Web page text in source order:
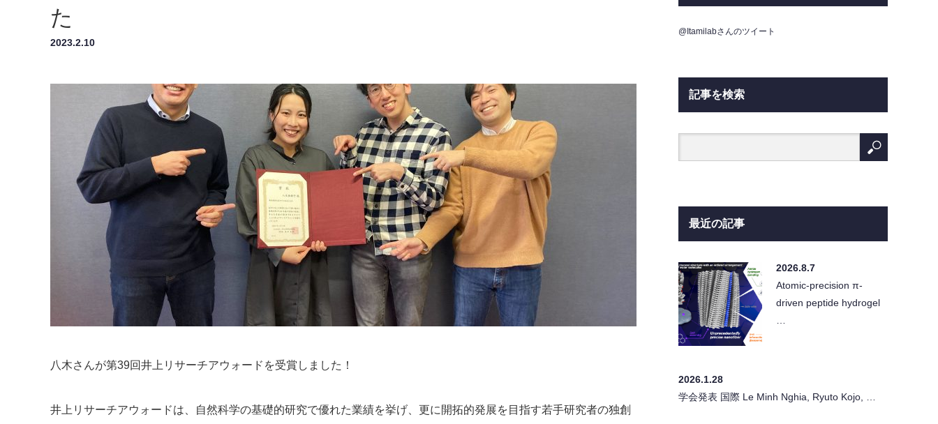
た
2023.2.10
八木さんが第39回井上リサーチアウォードを受賞しました！
井上リサーチアウォードは、自然科学の基礎的研究で優れた業績を挙げ、更に開拓的発展を目指す若手研究者の独創
@Itamilabさんのツイート
記事を検索
最近の記事
2026.8.7
Atomic-precision π-
driven peptide hydrogel
2026.1.28
学会発表 国際 Le Minh Nghia, Ryuto Kojo, …